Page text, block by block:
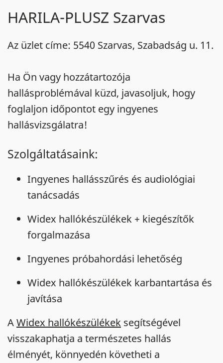
HARILA-PLUSZ Szarvas
Az üzlet címe: 5540 Szarvas, Szabadság u. 11.
Ha Ön vagy hozzátartozója
hallásproblémával küzd, javasoljuk, hogy
foglaljon időpontot egy ingyenes
hallásvizsgálatra!
Szolgáltatásaink:
Ingyenes hallásszűrés és audiológiai
tanácsadás
Widex hallókészülékek + kiegészítők
forgalmazása
Ingyenes próbahordási lehetőség
Widex hallókészülékek karbantartása és
javítása
AWidex hallókészülékek segítségével
visszakaphatja a természetes hallás
élményét, könnyedén követheti a